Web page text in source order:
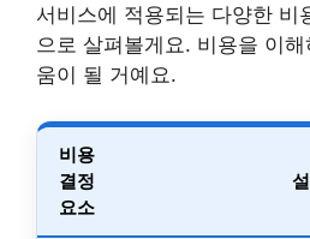
서비스에 적용되는 다양한 비
으로 살펴볼게요. 비용을 이
움이 될 거예요.
비용
결정
요소